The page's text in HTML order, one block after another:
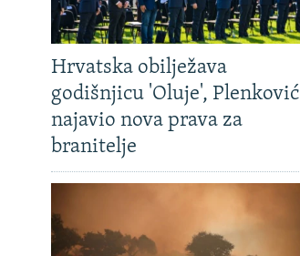
Hrvatska obilježava
godišnjicu 'Oluje', Plenković
najavio nova prava za
branitelje